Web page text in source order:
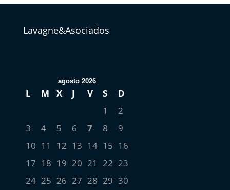
Lavagne&Asociados
agosto 2026
L M X J V S
D
1
2
3
4 5 6 7 8
9
10 11 12 13 14 15 16
17 18 19 20 21 22 23
24 25 26 27 28 29 30